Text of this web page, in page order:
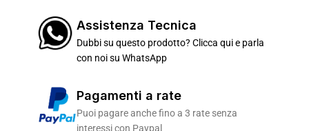
Assistenza Tecnica
Dubbi su questo prodotto? Clicca qui e parla
con noi su WhatsApp
Pagamenti a rate
Puoi pagare anche fino a 3 rate senza
interessi con Paypal